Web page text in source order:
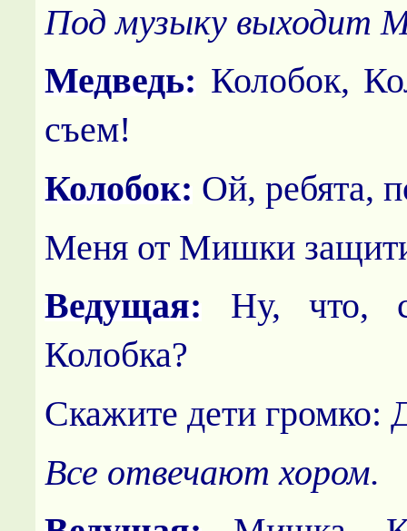
Под музыку выходит
Медведь: Колобок,
съем!
Колобок: Ой, ребята,
Меня от Мишки
Ведущая: Ну, что,
Колобка?
Скажите дети громко:
Все отвечают хором.